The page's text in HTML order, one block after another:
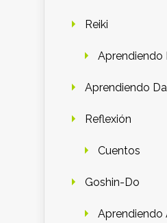
Reiki
Aprendiendo
Aprendiendo
Reflexión
Cuentos
Goshin-Do
Aprendiendo